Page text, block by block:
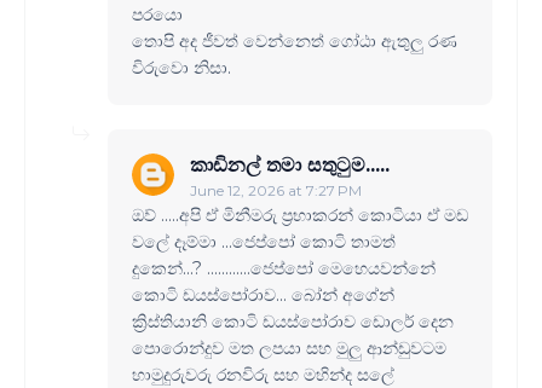
පරයො
තොපි අද ජීවත් වෙන්නෙත් ගෝඨා ඇතුලු රණ
විරුවො නිසා.
කාඩිනල් තමා සතුටුම.....
June 12, 2026 at 7:27 PM
ඔව් .....අපි ඒ මිනීමරු ප්‍රභාකරන් කොටියා ඒ මඩ
වලේ දෑම්මා ...ජෙප්පෝ කොටි තාමත්
දුකෙන්...? ............ජෙප්පෝ මෙහෙයවන්නේ
කොටි ඩයස්පෝරාව... බෝන් අගේන්
ක්‍රිස්තියානි කොටි ඩයස්පෝරාව ඩොලර් දෙන
පොරොන්දුව මත ලපයා සහ මුලු ආන්ඩුවටම
හාමුදුරුවරු රනවිරු සහ මහින්ද සලේ